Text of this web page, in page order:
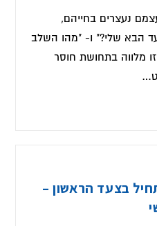
נעצרים בחייהם,
הבא שלי?" ו- "מהו השלב
מלווה בתחושת חוסר
בצעד הראשון –